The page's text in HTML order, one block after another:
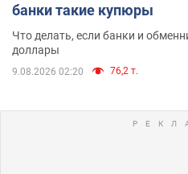
банки такие купюры
Что делать, если банки и
доллары
9.08.2026 02:20 76,2 т.